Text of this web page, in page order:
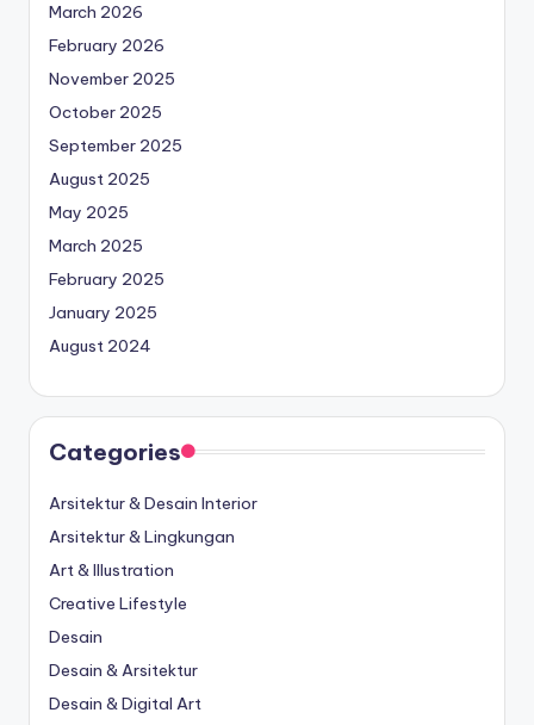
March 2026
February 2026
November 2025
October 2025
September 2025
August 2025
May 2025
March 2025
February 2025
January 2025
August 2024
Categories
Arsitektur & Desain Interior
Arsitektur & Lingkungan
Art & Illustration
Creative Lifestyle
Desain
Desain & Arsitektur
Desain & Digital Art